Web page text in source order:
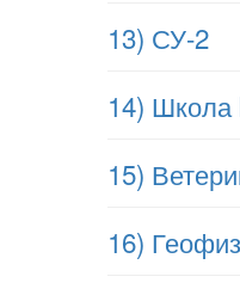
13) СУ-2
14)
15)
16)